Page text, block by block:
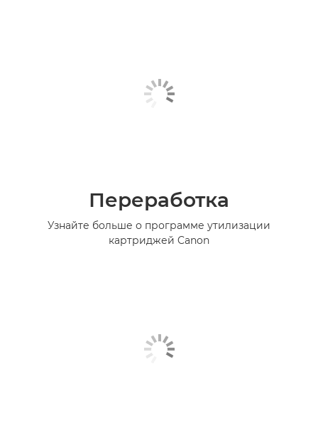
Переработка
Узнайте больше о программе утилизации
картриджей Canon